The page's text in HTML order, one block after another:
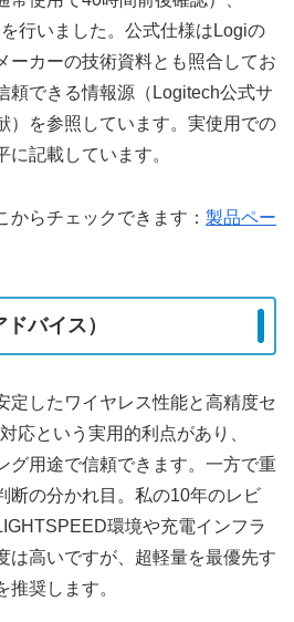
行いました。公式仕様はLogiの
ーカーの技術資料とも照合してお
頼できる情報源（Logitech公式サ
）を参照しています。実使用での
記載しています。
らチェックできます： 製品ペー
バイス）
定したワイヤレス性能と高精度セ
応という実用的利点があり、
グ用途で信頼できます。一方で重
断の分かれ目。私の10年のレビ
環境や充電インフラ
は高いですが、超軽量を最優先す
推奨します。